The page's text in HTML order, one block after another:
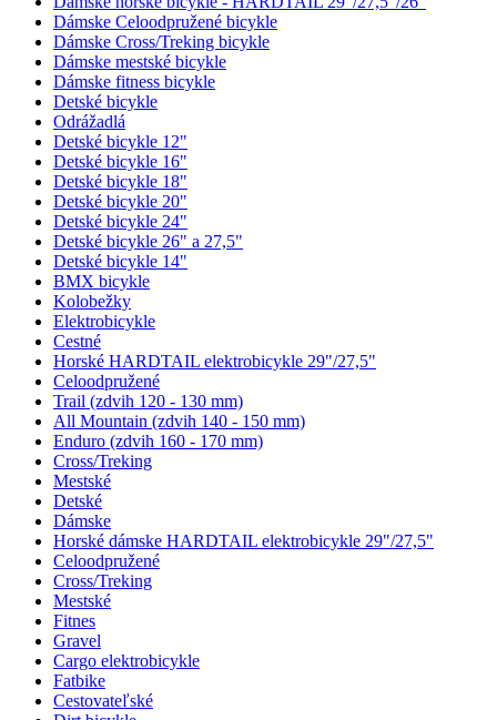
Dámske Celoodpružené bicykle
Dámske Cross/Treking bicykle
Dámske mestské bicykle
Dámske fitness bicykle
Detské bicykle
Odrážadlá
Detské bicykle 12"
Detské bicykle 16"
Detské bicykle 18"
Detské bicykle 20"
Detské bicykle 24"
Detské bicykle 26" a 27,5"
Detské bicykle 14"
BMX bicykle
Kolobežky
Elektrobicykle
Cestné
Horské HARDTAIL elektrobicykle 29"/27,5"
Celoodpružené
Trail (zdvih 120 - 130 mm)
All Mountain (zdvih 140 - 150 mm)
Enduro (zdvih 160 - 170 mm)
Cross/Treking
Mestské
Detské
Dámske
Horské dámske HARDTAIL elektrobicykle 29"/27,5"
Celoodpružené
Cross/Treking
Mestské
Fitnes
Gravel
Cargo elektrobicykle
Fatbike
Cestovateľské